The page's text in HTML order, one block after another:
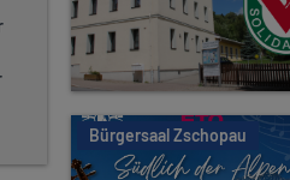
Bürgersaal Zschopau